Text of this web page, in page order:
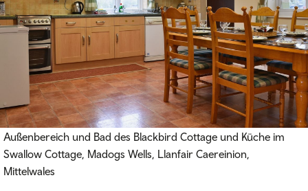
Außenbereich und Bad des Blackbird Cottage und Küche im
Swallow Cottage, Madogs Wells, Llanfair Caereinion,
Mittelwales